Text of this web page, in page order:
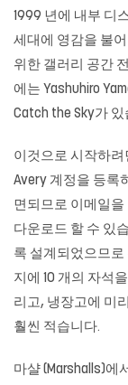
1999 년에 내부 디
세대에 영감을 불
위한 갤러리 공간
에는 Yashuhiro
Catch the Sky가 있
이것으로 시작하
Avery 계정을 등록
면되므로 이메일
다운로드 할 수 있
록 설계되었으므로
지에 10 개의 자석
리고, 냉장고에 미
훨씬 적습니다.
마샬 (Marshalls)에